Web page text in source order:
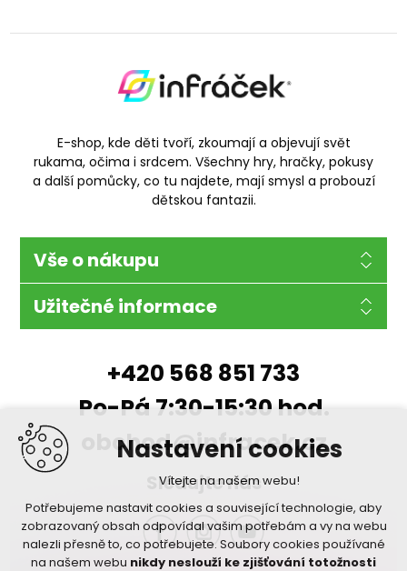
Nastavení cookies
Vítejte na našem webu!
Potřebujeme nastavit cookies a související technologie, aby
zobrazovaný obsah odpovídal vašim potřebám a vy na webu
nalezli přesně to, co potřebujete. Soubory cookies používané
na našem webu nikdy neslouží ke zjišťování totožnosti
E-shop, kde děti tvoří, zkoumají a objevují svět
rukama, očima i srdcem. Všechny hry, hračky, pokusy
a další pomůcky, co tu najdete, mají smysl a probouzí
dětskou fantazii.
Vše o nákupu
Užitečné informace
+420 568 851 733
Po-Pá 7:30-15:30 hod.
obchod@infracek.cz
Sledujte nás